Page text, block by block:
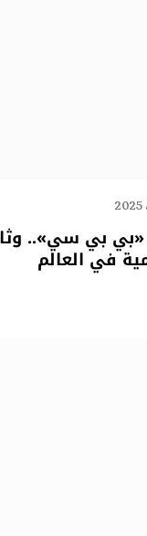
بي سي»..
في العالم